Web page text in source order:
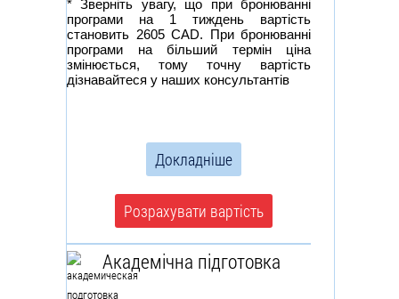
* Зверніть увагу, що при бронюванні
програми на 1 тиждень вартість
становить 2605 CAD. При бронюванні
програми на більший термін ціна
змінюється, тому точну вартість
дізнавайтеся у наших консультантів
Докладніше
Розрахувати вартість
Академічна підготовка